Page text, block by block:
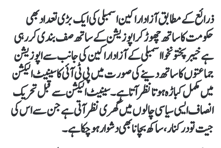
ذرائع کے مطابق آزاد اراکین اسمبلی کی ایک بڑی تعداد بھی
حکومت کا ساتھ چھوڑ کر اپوزیشن کے ساتھ صف بندی کر رہی
ہےخیبرپختونخوا اسمبلی کے آزاد اراکین کی جانب سے اپوزیشن
جماعتوں کا ساتھ دینے کی صورت میں پی ٹی آئی کا سینیٹ الیکشن
میں مکمل کباڑہ ہوتا نظر آتا ہے۔ سینیٹ الیکشن سے قبل تحریک
انصاف ایسی سیاسی چالوں میں گھری نظر آتی ہے جن سے اس کی
جیت تو درکنار، ساکھ بچانا بھی دشوار ہو چکا ہے۔